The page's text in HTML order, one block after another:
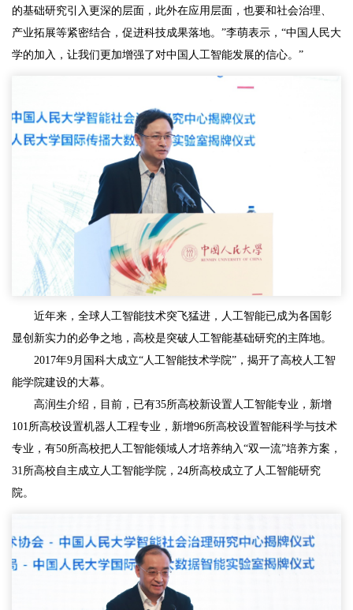
的基础研究引入更深的层面，此外在应用层面，也要和社会治理、
产业拓展等紧密结合，促进科技成果落地。”李萌表示，“中国人民大
学的加入，让我们更加增强了对中国人工智能发展的信心。”
近年来，全球人工智能技术突飞猛进，人工智能已成为各国彰
显创新实力的必争之地，高校是突破人工智能基础研究的主阵地。
2017年9月国科大成立“人工智能技术学院”，揭开了高校人工智
能学院建设的大幕。
高润生介绍，目前，已有35所高校新设置人工智能专业，新增
101所高校设置机器人工程专业，新增96所高校设置智能科学与技术
专业，有50所高校把人工智能领域人才培养纳入“双一流”培养方案，
31所高校自主成立人工智能学院，24所高校成立了人工智能研究
院。